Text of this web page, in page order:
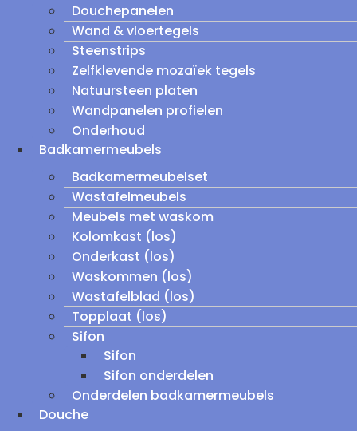
Douchepanelen
Wand & vloertegels
Steenstrips
Zelfklevende mozaïek tegels
Natuursteen platen
Wandpanelen profielen
Onderhoud
Badkamermeubels
Badkamermeubelset
Wastafelmeubels
Meubels met waskom
Kolomkast (los)
Onderkast (los)
Waskommen (los)
Wastafelblad (los)
Topplaat (los)
Sifon
Sifon
Sifon onderdelen
Onderdelen badkamermeubels
Douche